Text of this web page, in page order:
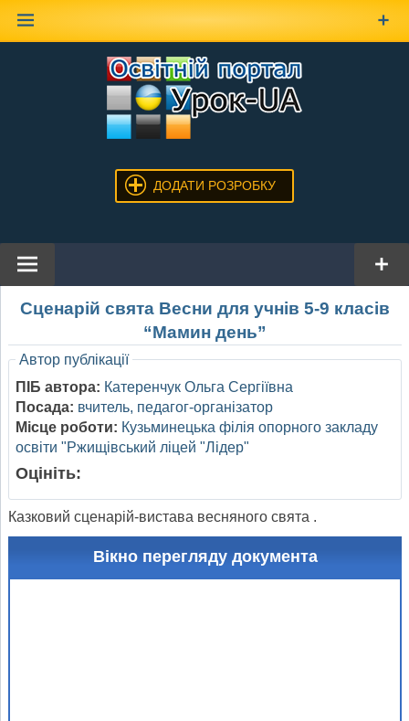
ДОДАТИ РОЗРОБКУ
Сценарій свята Весни для учнів 5-9 класів
“Мамин день”
Автор публікації
ПІБ автора: Катеренчук Ольга Сергіївна
Посада: вчитель, педагог-організатор
Місце роботи: Кузьминецька філія опорного закладу
освіти "Ржищівський ліцей "Лідер"
Оцініть:
Казковий сценарій-вистава весняного свята .
Вікно перегляду документа